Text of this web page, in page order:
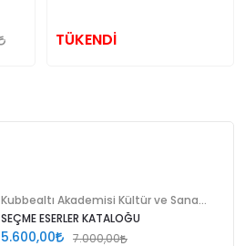
TÜKENDİ
SEÇME ESERLER KATALOĞU
5.600,00 7.000,00